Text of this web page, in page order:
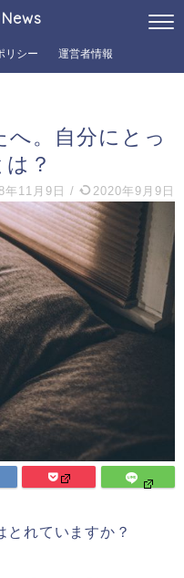
リシー 運営者情報
。自分にとっ
？
年11月9日 / 2020年9月9日
とれていますか？